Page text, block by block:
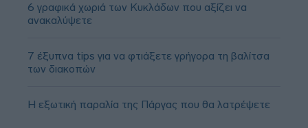
6 γραφικά χωριά των Κυκλάδων που αξίζει να
ανακαλύψετε
7 έξυπνα tips για να φτιάξετε γρήγορα τη βαλίτσα
των διακοπών
Η εξωτική παραλία της Πάργας που θα λατρέψετε